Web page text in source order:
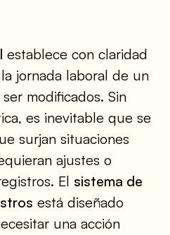
establece con claridad
jornada laboral de un
modificados. Sin
es inevitable que se
surjan situaciones
ajustes o
El sistema de
está diseñado
una acción